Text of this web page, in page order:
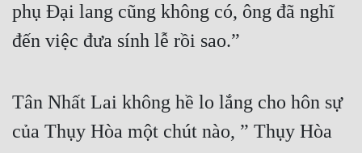
phụ Đại lang cũng không có, ông đã nghĩ
đến việc đưa sính lễ rồi sao.”
Tân Nhất Lai không hề lo lắng cho hôn sự
của Thụy Hòa một chút nào, ” Thụy Hòa